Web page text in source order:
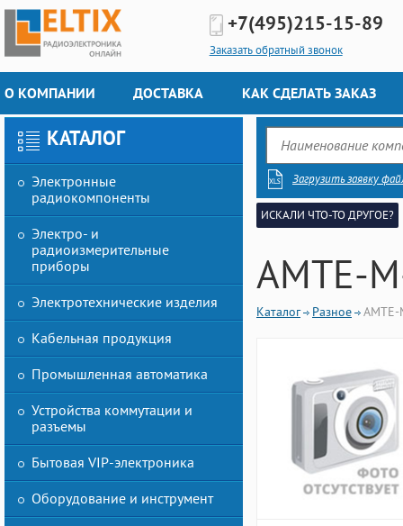
+7(495)215-15-89
Заказать обратный звонок
О КОМПАНИИ ДОСТАВКА КАК СДЕЛАТЬ ЗАКАЗ
КАТАЛОГ
Электронные
радиокомпоненты
Электро- и
радиоизмерительные
приборы
Электротехнические изделия
Кабельная продукция
Промышленная автоматика
Устройства коммутации и
разъемы
Бытовая VIP-электроника
Оборудование и инструмент
Загрузить заявку
ИСКАЛИ ЧТО-ТО ДРУГОЕ?
AMTE-
Каталог Разное AMTE-